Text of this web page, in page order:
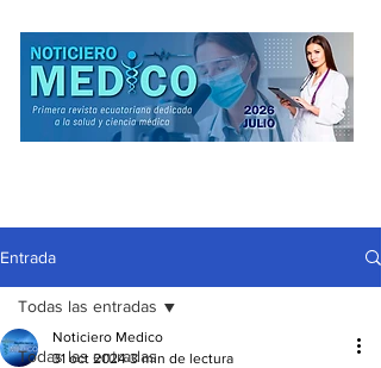
Entrada
Todas las entradas
Todas las entradas
Noticiero Medico
31 oct 2024 3 min de lectura